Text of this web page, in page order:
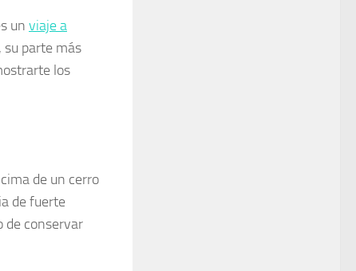
un viaje a
su parte más
los
de un cerro
de fuerte
de conservar